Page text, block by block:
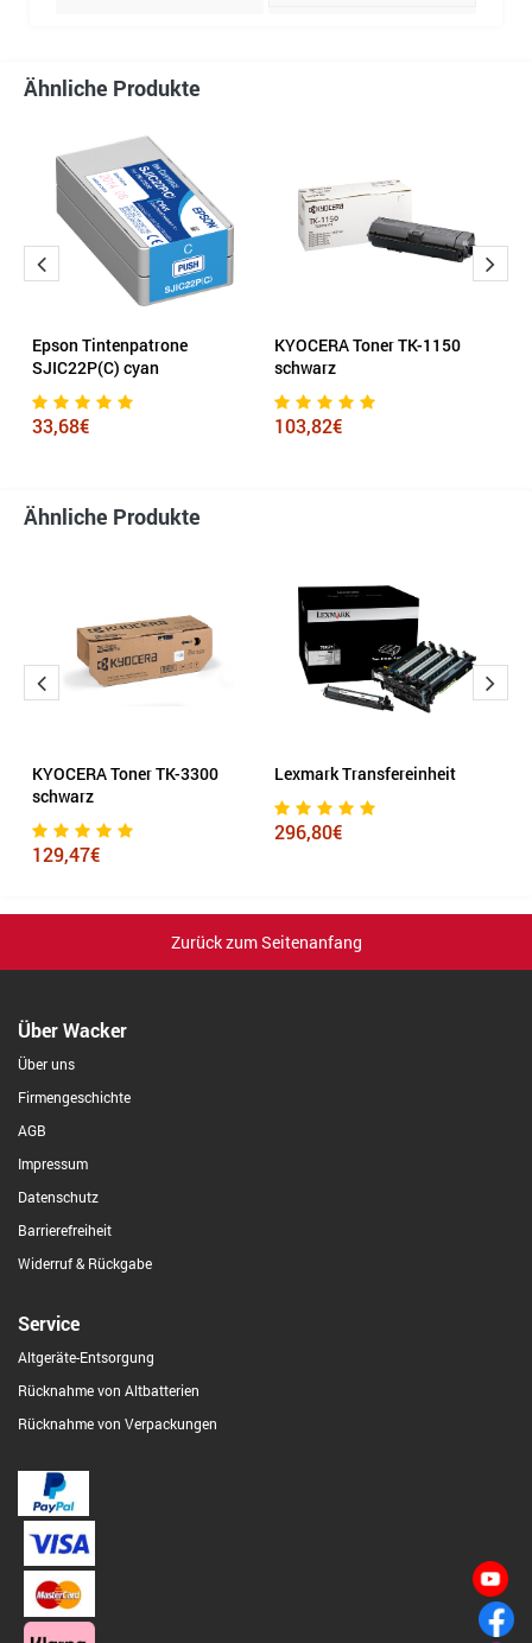
Ähnliche Produkte
Epson Tintenpatrone
SJIC22P(C) cyan
33,68€
KYOCERA Toner TK-1150
schwarz
103,82€
Ähnliche Produkte
KYOCERA Toner TK-3300
schwarz
129,47€
Lexmark Transfereinheit
296,80€
Zurück zum Seitenanfang
Über Wacker
Über uns
Firmengeschichte
AGB
Impressum
Datenschutz
Barrierefreiheit
Widerruf & Rückgabe
Service
Altgeräte-Entsorgung
Rücknahme von Altbatterien
Rücknahme von Verpackungen